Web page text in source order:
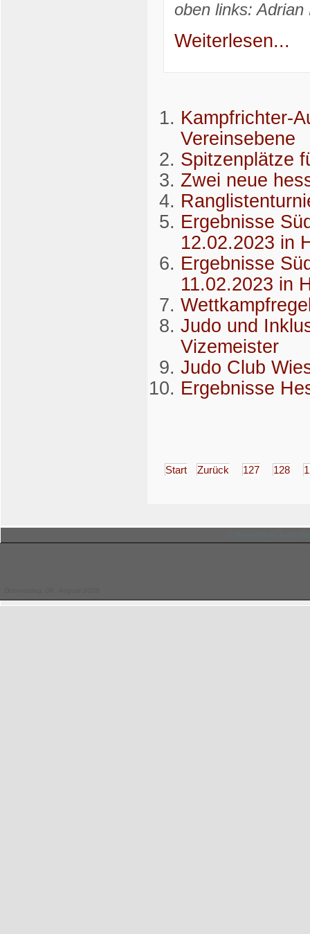
oben links:
Weiterlesen...
Kampfrichter-
Vereinsebene
Spitzenplätze
Zwei neue
Ergebnisse
12.02.2023 in
Ergebnisse
11.02.2023 in
Judo und
Vizemeister
Judo Club
Ergebnisse
Start Zurück 127 128